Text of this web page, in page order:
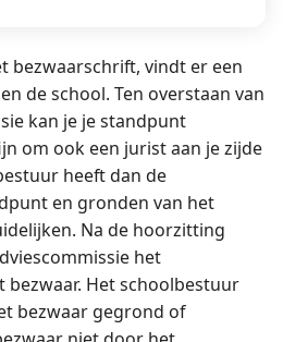
bezwaarschrift, vindt er een
de school. Ten overstaan van
kan je je standpunt
om ook een jurist aan je zijde
heeft dan de
en gronden van het
Na de hoorzitting
het
Het schoolbestuur
bezwaar gegrond of